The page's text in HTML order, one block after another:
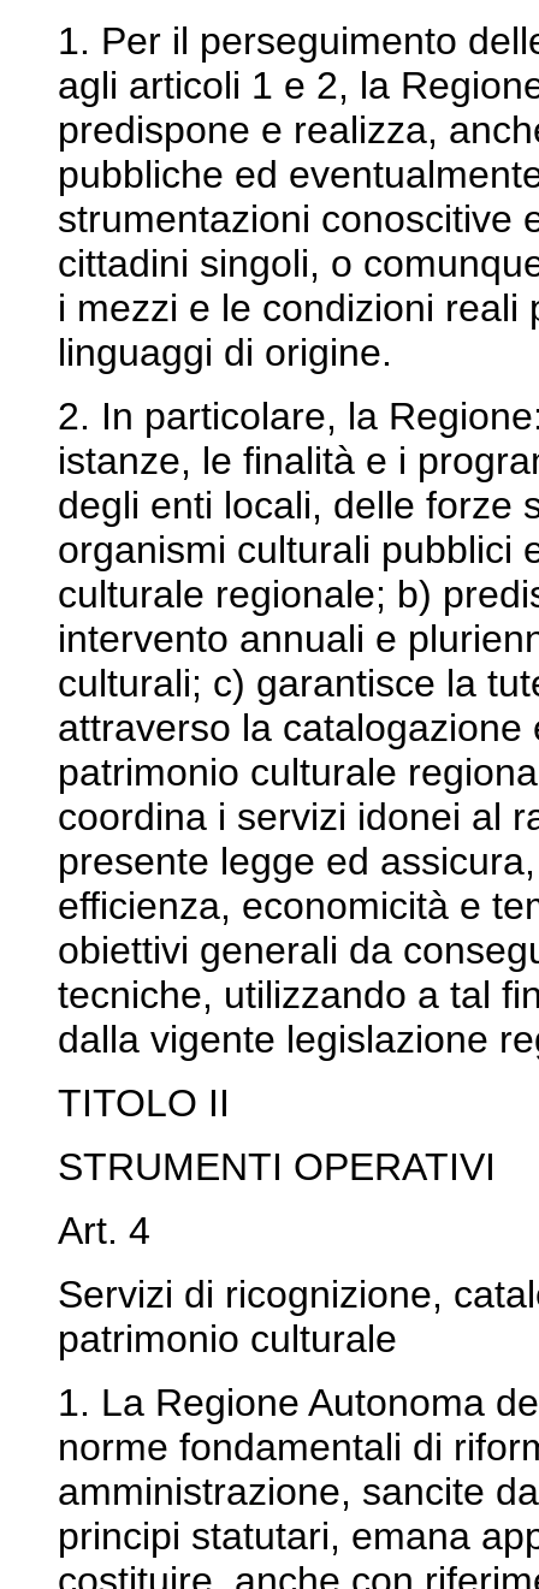
1. Per il perseguimento
agli articoli 1 e 2, la
predispone e realizza,
pubbliche ed
strumentazioni conoscitive
cittadini singoli, o
i mezzi e le condizioni reali
linguaggi di origine.
2. In particolare, la
istanze, le finalità e i
degli enti locali, delle forze
organismi culturali pubblici
culturale regionale; b)
intervento annuali e
culturali; c) garantisce la
attraverso la
patrimonio culturale
coordina i servizi idonei al
presente legge ed
efficienza, economicità e
obiettivi generali da
tecniche, utilizzando a tal
dalla vigente legislazione
TITOLO II
STRUMENTI OPERATIVI
Art. 4
Servizi di ricognizione,
patrimonio culturale
1. La Regione Autonoma
norme fondamentali di
amministrazione, sancite
principi statutari, emana